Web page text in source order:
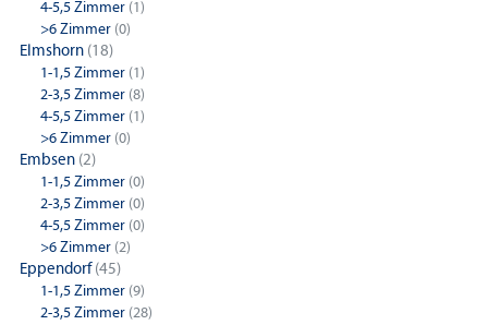
4-5,5 Zimmer (1)
>6 Zimmer (0)
Elmshorn (18)
1-1,5 Zimmer (1)
2-3,5 Zimmer (8)
4-5,5 Zimmer (1)
>6 Zimmer (0)
Embsen (2)
1-1,5 Zimmer (0)
2-3,5 Zimmer (0)
4-5,5 Zimmer (0)
>6 Zimmer (2)
Eppendorf(45)
1-1,5 Zimmer (9)
2-3,5 Zimmer (28)